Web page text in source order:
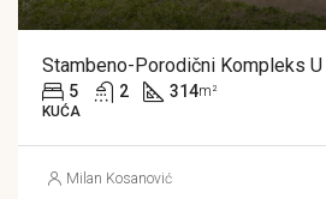
Stambeno-Porodični Kompleks U
5 2 314m²
KUĆA
Milan Kosanović